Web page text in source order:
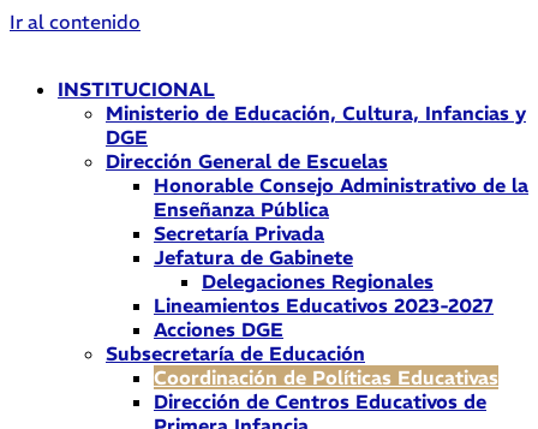
Ir al contenido
INSTITUCIONAL
Ministerio de Educación, Cultura, Infancias y
DGE
Dirección General de Escuelas
Honorable Consejo Administrativo de la
Enseñanza Pública
Secretaría Privada
Jefatura de Gabinete
Delegaciones Regionales
Lineamientos Educativos 2023-2027
Acciones DGE
Subsecretaría de Educación
Coordinación de Políticas Educativas
Dirección de Centros Educativos de